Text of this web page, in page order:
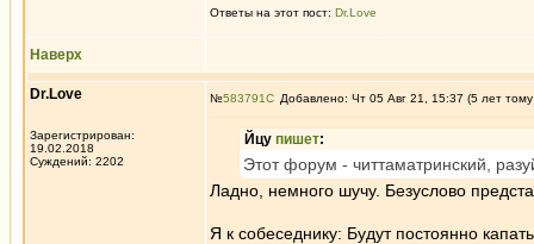
Ответы на этот пост: Dr.Love
Наверх
Dr.Love
Зарегистрирован:
19.02.2018
Суждений: 2202
№583791 Добавлено: Чт 05 Авг 21, 15:37 (5 лет
Йцу пишет:
Этот форум - читтаматринский,
Ладно, немного шучу. Безуслово
Я к собеседнику: Будут постоянно